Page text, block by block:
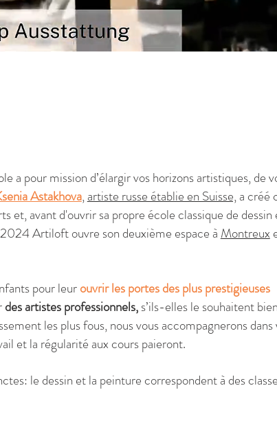
pour mission d’élargir vos horizons artistiques, de
Astakhova,artiste russe établie en Suisse,a créé
et, avant d'ouvrir sa propre école classique de dessin
Artiloft ouvre son deuxième espace à Montreux
pour leurouvrir les portes des plus prestigieuses
des artistes professionnels,s’ils-elles le souhaitent
les plus fous, nous vous accompagnerons dans
et la régularité aux cours paieront.
le dessin et la peinture correspondent à des